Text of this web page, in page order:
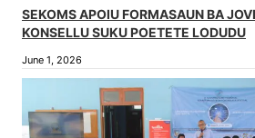
SEKOMS APOIU FORMASAUN BA
KONSELLU SUKU POETETE LODUDU
June 1, 2026